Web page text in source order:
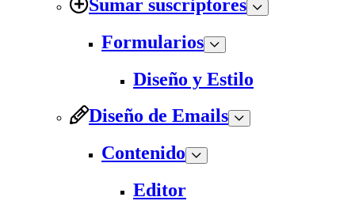
Sumar suscriptores
Formularios
Diseño y Estilo
Diseño de Emails
Contenido
Editor